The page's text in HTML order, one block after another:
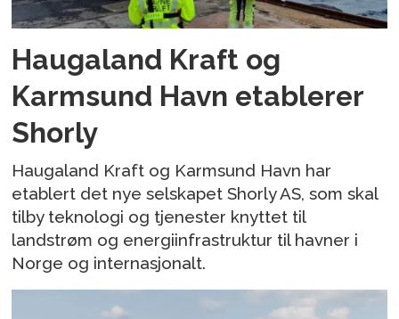
Haugaland Kraft og
Karmsund Havn etablerer
Shorly
Haugaland Kraft og Karmsund Havn har
etablert det nye selskapet Shorly AS, som skal
tilby teknologi og tjenester knyttet til
landstrøm og energiinfrastruktur til havner i
Norge og internasjonalt.